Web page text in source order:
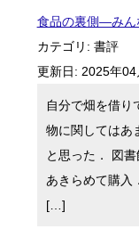
食品の裏側―みん
カテゴリ: 書評
更新日: 2025年04
自分で畑を借り
物に関してはあ
と思った． 図
あきらめて購入
[…]